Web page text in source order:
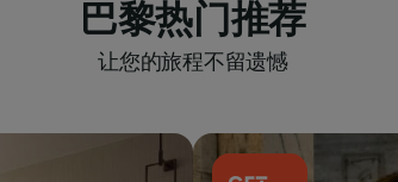
巴黎热门推荐
让您的旅程不留遗憾